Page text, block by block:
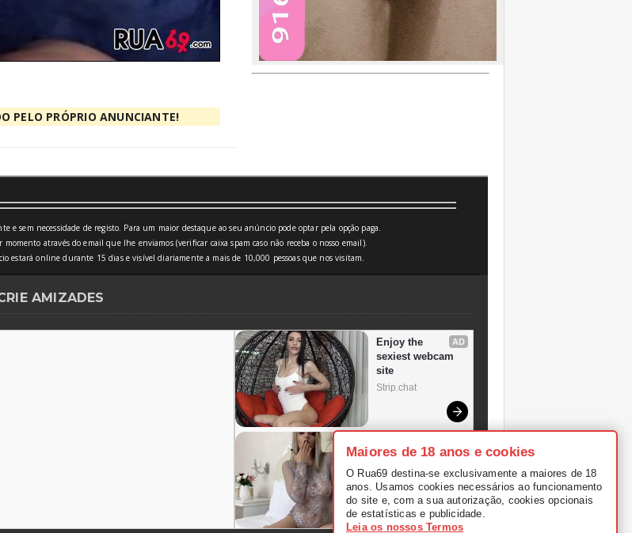
PELO PRÓPRIO ANUNCIANTE!
sem necessidade de registo. Para um maior destaque ao seu anúncio pode optar pela opção paga.
através do email que lhe enviamos (verificar caixa spam caso não receba o nosso email).
estará online durante 15 dias e visível diariamente a mais de 10,000 pessoas que nos visitam.
AMIZADES
Maiores de 18 anos e cookies
O Rua69 destina-se exclusivamente a maiores de 18
anos. Usamos cookies necessários ao funcionamento
do site e, com a sua autorização, cookies opcionais
de estatísticas e publicidade.
Leia os nossos Termos